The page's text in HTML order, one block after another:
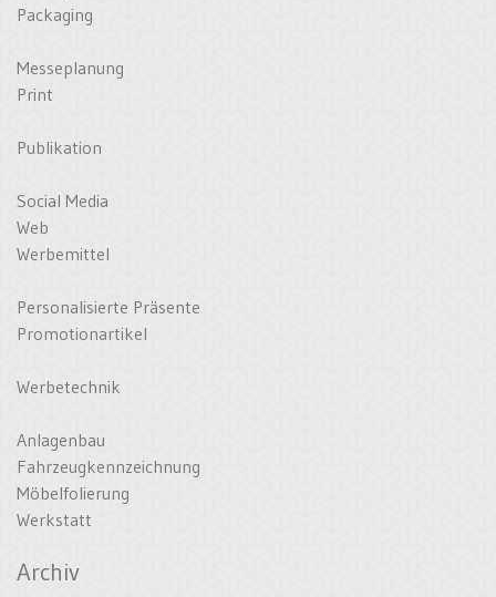
Packaging
Messeplanung
Print
Publikation
Social Media
Web
Werbemittel
Personalisierte Präsente
Promotionartikel
Werbetechnik
Anlagenbau
Fahrzeugkennzeichnung
Möbelfolierung
Werkstatt
Archiv